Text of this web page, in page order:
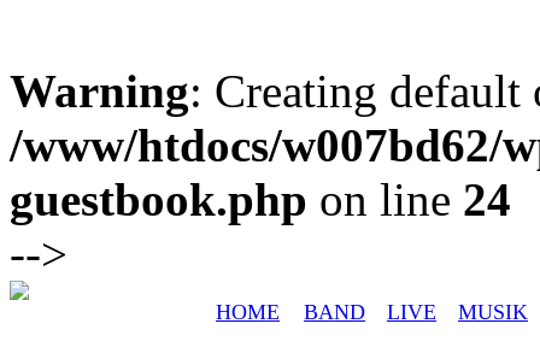
Warning: Creating
/www/htdocs/w007bd62/
guestbook.php on line 24
-->
HOME BAND LIVE MUSIK